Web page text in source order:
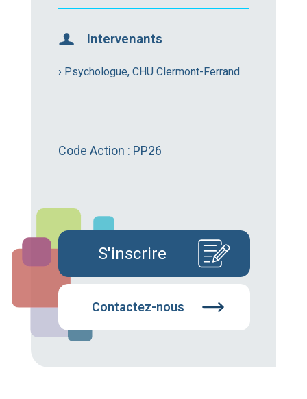
Intervenants
› Psychologue, CHU Clermont-Ferrand
Code Action : PP26
S'inscrire
Contactez-nous